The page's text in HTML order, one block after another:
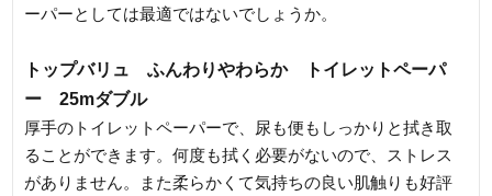
ーパーとしては最適ではないでしょうか。
トップバリュ ふんわりやわらか トイレットペーパ
ー 25mダブル
厚手のトイレットペーパーで、尿も便もしっかりと拭き取
ることができます。何度も拭く必要がないので、ストレス
がありません。また柔らかくて気持ちの良い肌触りも好評